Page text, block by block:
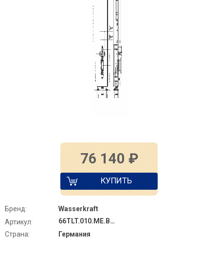
76 140 ₽
КУПИТЬ
Бренд:
Wasserkraft
Артикул:
66TLT.010.ME.BL.MB01
Страна:
Германия